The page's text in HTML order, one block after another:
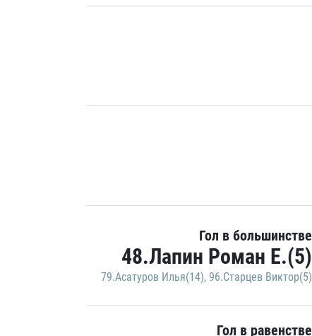
Гол в большинстве
48.Лапин Роман Е.(5)
79.Асатуров Илья(14), 96.Старцев Виктор(5)
Гол в равенстве